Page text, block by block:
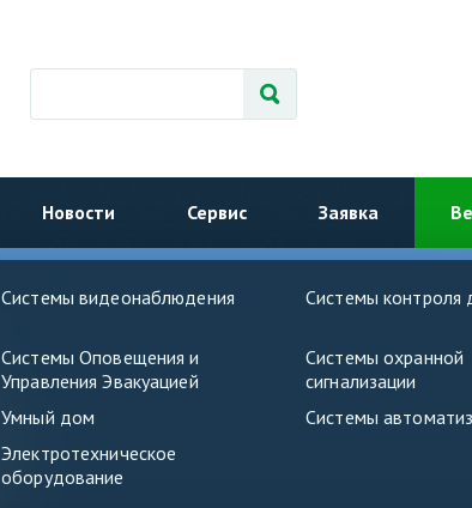
Новости Сервис Заявка
Системы видеонаблюдения Системы контроля
Системы Оповещения и
Управления Эвакуацией
Системы охранной
сигнализации
Умный дом
Системы
Электротехническое
оборудование